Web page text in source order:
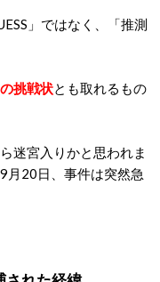
」ではなく、「推測
挑戦状とも取れるもの
迷宮入りかと思われま
月20日、事件は突然急